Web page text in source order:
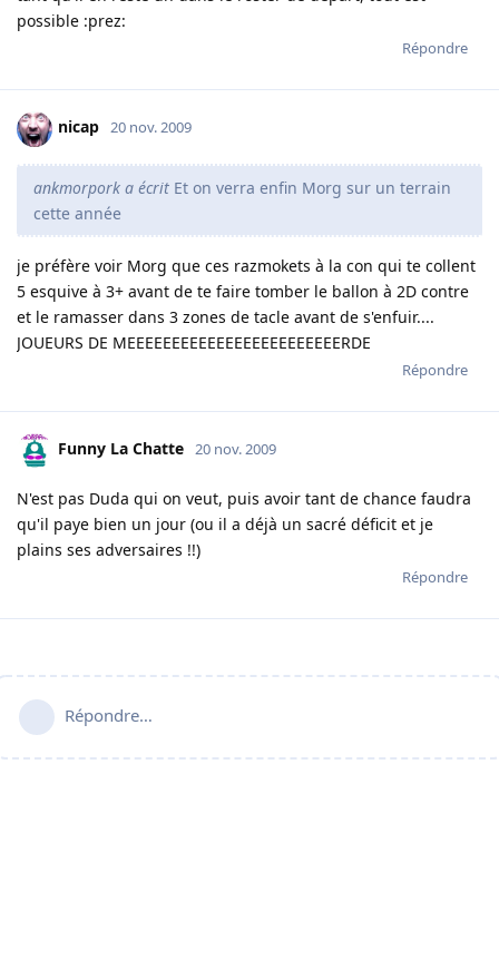
possible :prez:
Répondre
nicap 20 nov. 2009
ankmorpork a écrit Et on verra enfin Morg sur un terrain
cette année
je préfère voir Morg que ces razmokets à la con qui te collent
5 esquive à 3+ avant de te faire tomber le ballon à 2D contre
et le ramasser dans 3 zones de tacle avant de s'enfuir....
JOUEURS DE MEEEEEEEEEEEEEEEEEEEEEEEERDE
Répondre
Funny La Chatte 20 nov. 2009
N'est pas Duda qui on veut, puis avoir tant de chance faudra
qu'il paye bien un jour (ou il a déjà un sacré déficit et je
plains ses adversaires !!)
Répondre
Répondre…